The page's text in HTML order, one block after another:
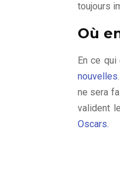
toujours
Où
En ce
nouvelles
ne sera
valident
Oscars.